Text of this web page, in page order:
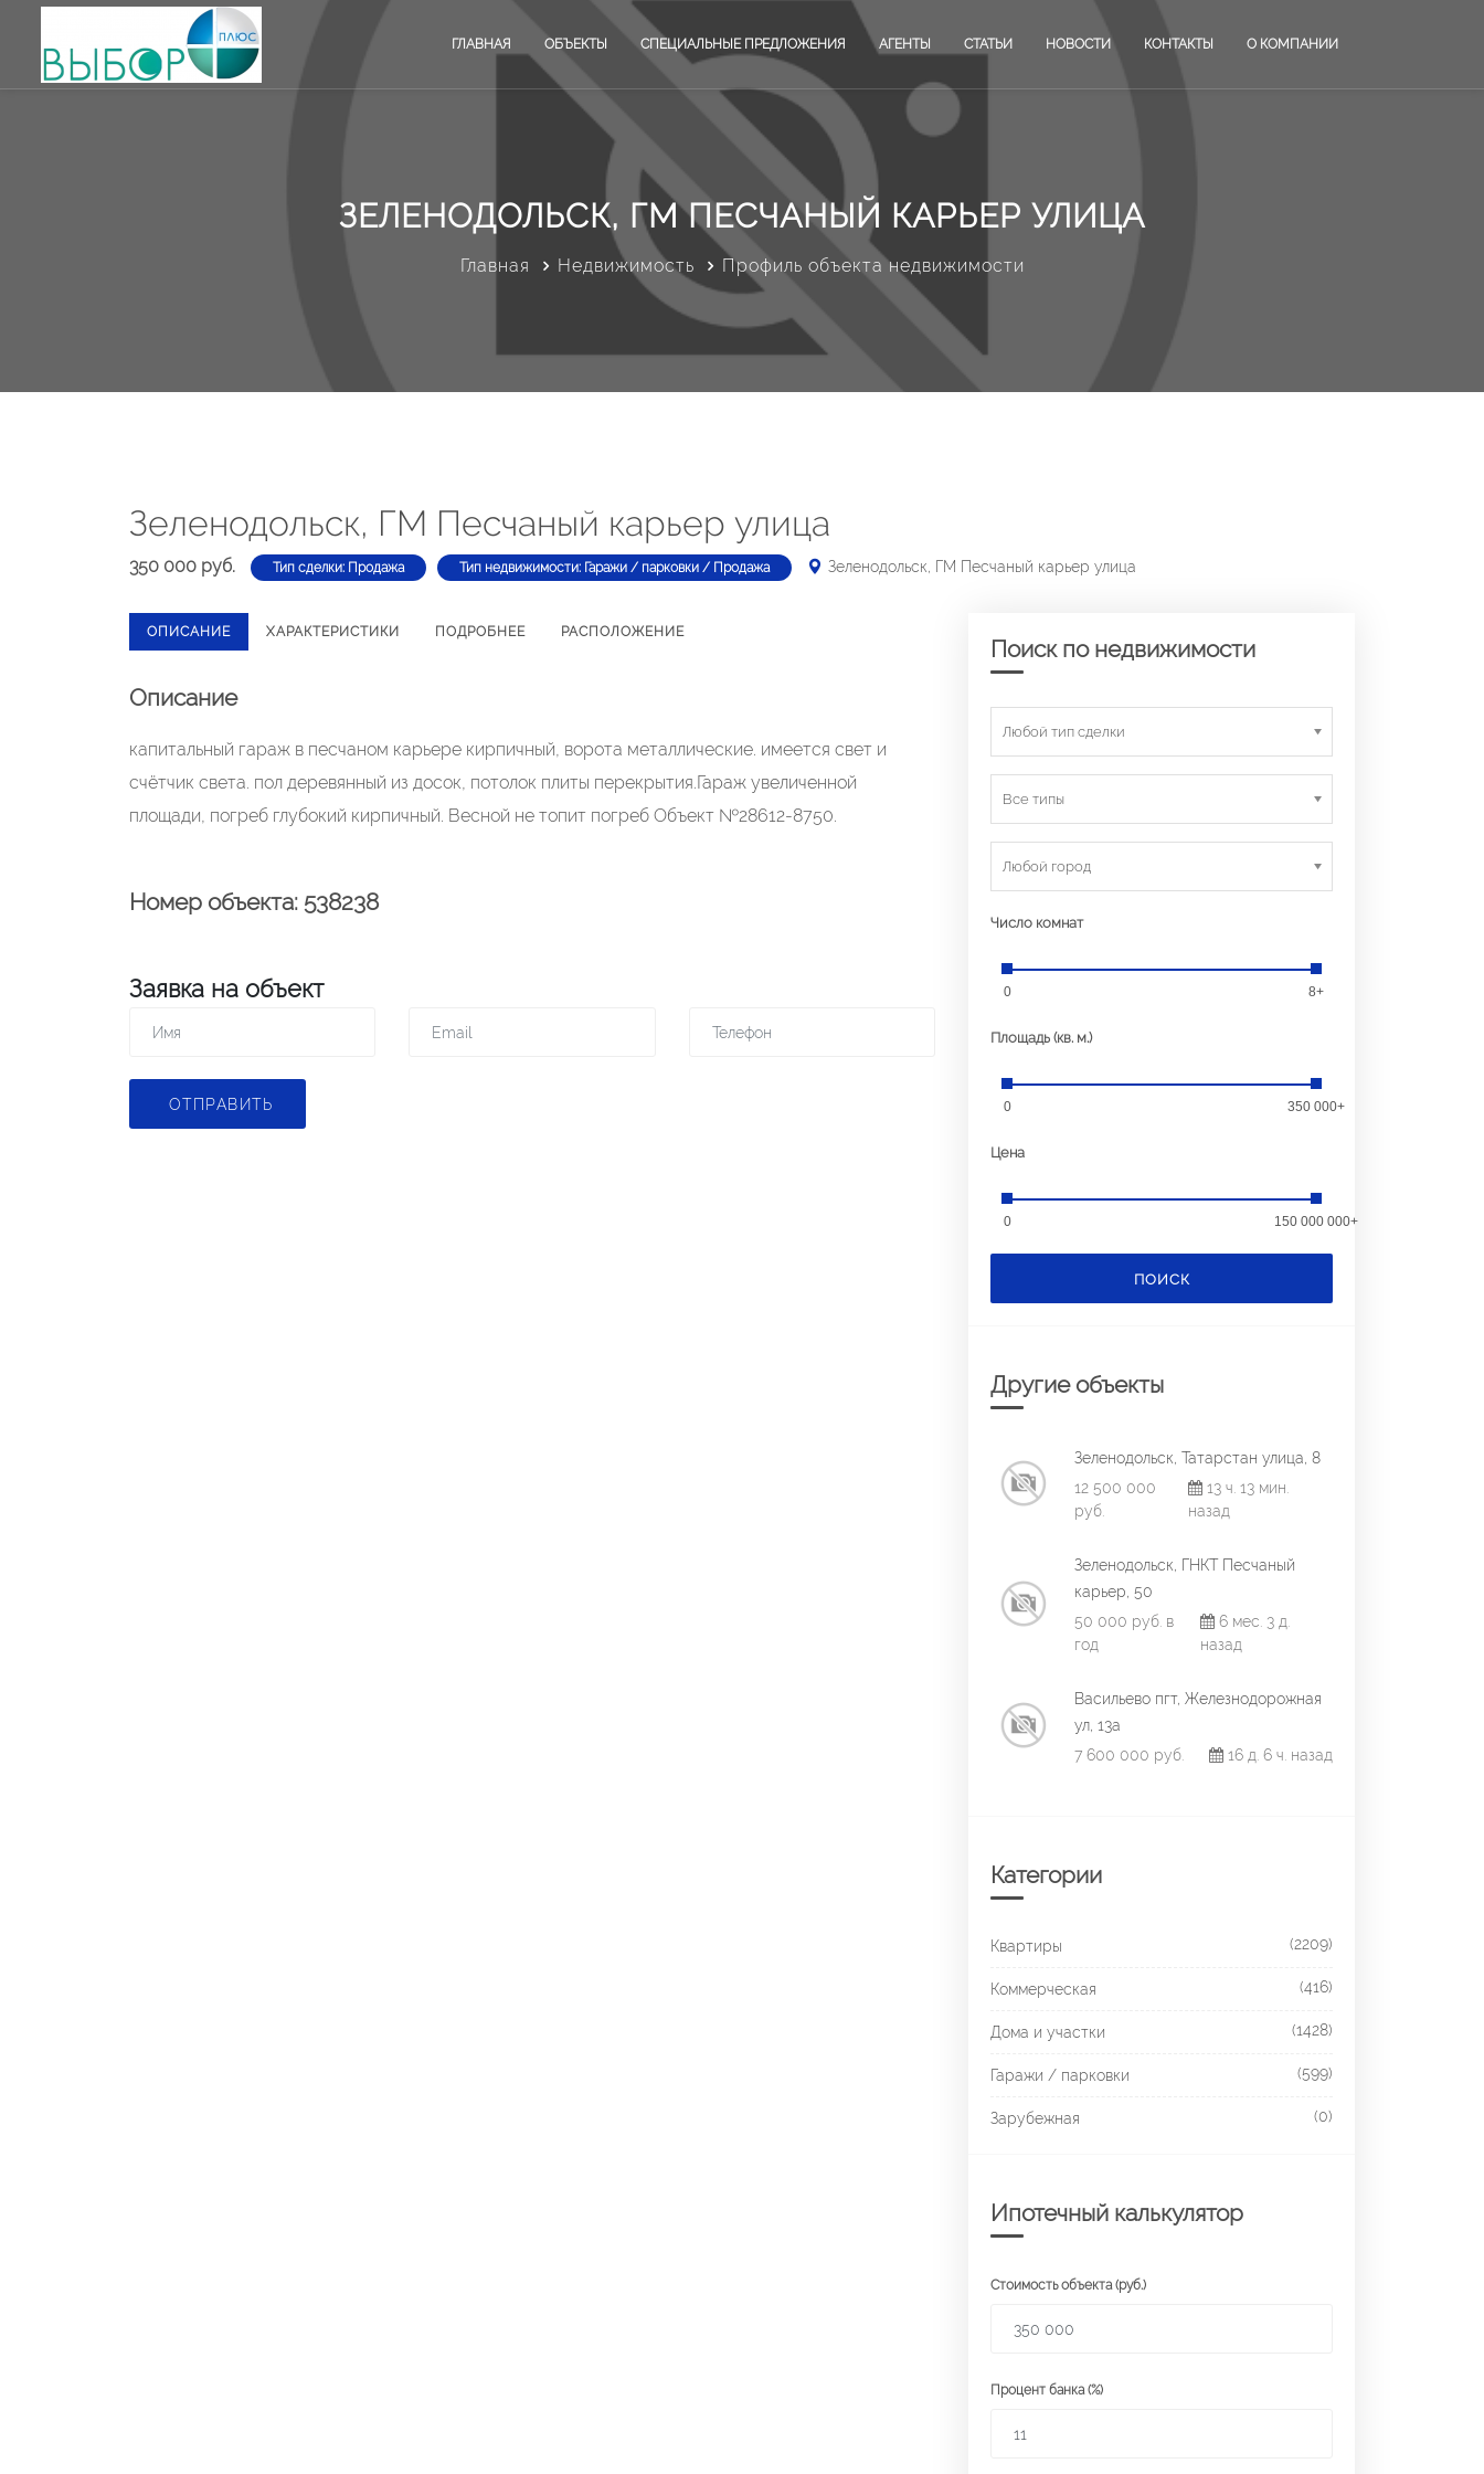
ГЛАВНАЯ ОБЪЕКТЫ СПЕЦИАЛЬНЫЕ ПРЕДЛОЖЕНИЯ АГЕНТЫ СТАТЬИ НОВОСТИ КОНТАКТЫ О КОМПАНИИ
ЗЕЛЕНОДОЛЬСК, ГМ ПЕСЧАНЫЙ КАРЬЕР УЛИЦА
Главная Недвижимость Профиль объекта недвижимости
Зеленодольск, ГМ Песчаный карьер улица
350 000 руб. Тип сделки: Продажа Тип недвижимости: Гаражи / парковки / Продажа Зеленодольск, ГМ Песчаный карьер улица
ОПИСАНИЕ ХАРАКТЕРИСТИКИ ПОДРОБНЕЕ РАСПОЛОЖЕНИЕ
Описание
капитальный гараж в песчаном карьере кирпичный, ворота металлические. имеется свет и
счётчик света. пол деревянный из досок, потолок плиты перекрытия.Гараж увеличенной
площади, погреб глубокий кирпичный. Весной не топит погреб Объект №28612-8750.
Номер объекта: 538238
Заявка на объект
ОТПРАВИТЬ
Поиск по недвижимости
Любой тип сделки
Все типы
Любой город
Число комнат
0 8+
Площадь (кв. м.)
0 350 000+
Цена
0 150 000 000+
ПОИСК
Другие объекты
Зеленодольск, Татарстан улица, 8
12 500 000
руб.
13 ч. 13 мин.
назад
Зеленодольск, ГНКТ Песчаный
карьер, 50
50 000 руб. в
год
6 мес. 3 д.
назад
Васильево пгт, Железнодорожная
ул, 13а
7 600 000 руб.
16 д. 6 ч. назад
Категории
Квартиры (2209)
Коммерческая (416)
Дома и участки (1428)
Гаражи / парковки (599)
Зарубежная (0)
Ипотечный калькулятор
Стоимость объекта (руб.)
Процент банка (%)